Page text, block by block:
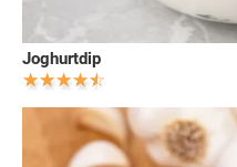
Joghurtdip